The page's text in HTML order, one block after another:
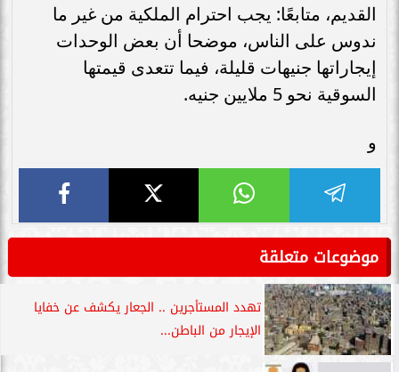
القديم، متابعًا: يجب احترام الملكية من غير ما
ندوس على الناس، موضحا أن بعض الوحدات
إيجاراتها جنيهات قليلة، فيما تتعدى قيمتها
السوقية نحو 5 ملايين جنيه.
و
موضوعات متعلقة
تهدد المستأجرين .. الجعار يكشف عن خفايا
الإيجار من الباطن...